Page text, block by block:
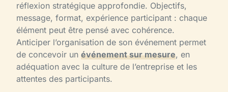
réflexion stratégique approfondie. Objectifs,
message, format, expérience participant : chaque
élément peut être pensé avec cohérence.
Anticiper l’organisation de son événement permet
de concevoir un événement sur mesure, en
adéquation avec la culture de l’entreprise et les
attentes des participants.